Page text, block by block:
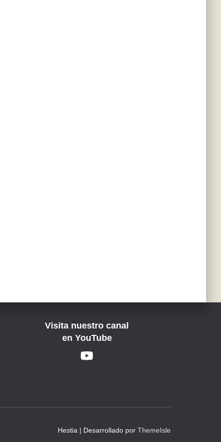
Visita nuestro canal
en YouTube
Hestia | Desarrollado por ThemeIsle